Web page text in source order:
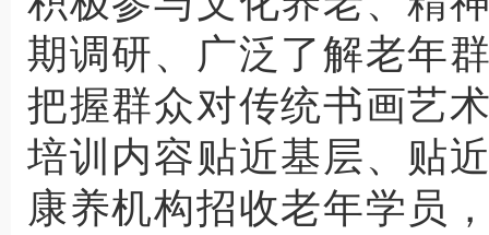
期调研、广泛了解老年
把握群众对传统书画艺
培训内容贴近基层、贴
康养机构招收老年学员